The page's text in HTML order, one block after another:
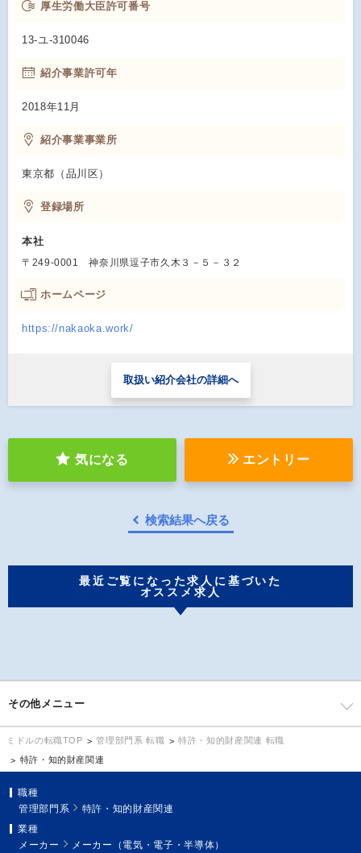
厚生労働大臣許可番号
13-ユ-310046
紹介事業許可年
2018年11月
紹介事業事業所
東京都（品川区）
登録場所
本社
〒249-0001 神奈川県逗子市久木３－５－３２
ホームページ
https://nakaoka.work/
取扱い紹介会社の詳細へ
気になる エントリー
検索結果へ戻る
最近ご覧になった求人に基づいた
オススメ求人
その他メニュー
ミドルの転職TOP 管理部門系 転職
特許・知的財産関連 転職
特許・知的財産関連
職種
管理部門系
特許・知的財産関連
業種
メーカー
メーカー（電気・電子・半導体）